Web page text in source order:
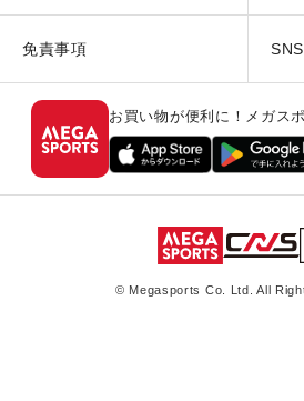
免責事項
お買い物が便利に！メガス
© Megasports Co. Ltd. All